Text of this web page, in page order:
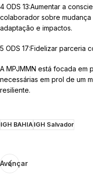
4 ODS 13:Aumentar a
colaborador sobre mudança
adaptação e impactos.
5 ODS 17:Fidelizar parceria
A MPJMMN está focada em
necessárias em prol de um
resiliente.
IGH BAHIAIGH Salvador
Avançar